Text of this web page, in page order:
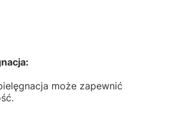
może zapewnić